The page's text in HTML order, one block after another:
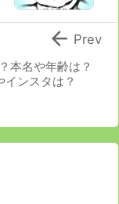
本名や年齢は？
ンスタは？
 Prev